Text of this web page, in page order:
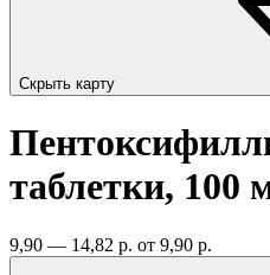
Скрыть карту
таблетки, 100
9,90 — 14,82 р. от 9,90 р.